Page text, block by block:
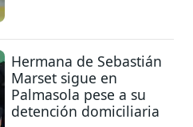
Hermana de Sebastián
Marset sigue en
Palmasola pese a su
detención domiciliaria